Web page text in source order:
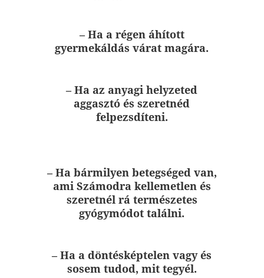
– Ha a régen áhított
gyermekáldás várat magára.
– Ha az anyagi helyzeted
aggasztó és szeretnéd
felpezsdíteni.
– Ha bármilyen betegséged van,
ami Számodra kellemetlen és
szeretnél rá természetes
gyógymódot találni.
– Ha a döntésképtelen vagy és
sosem tudod, mit tegyél.